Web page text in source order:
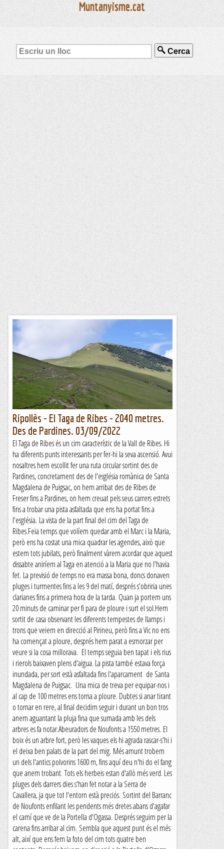
Muntanyisme.cat
Cerca
Ripollès - El Taga de Ribes - 2040 metres.
Des de Pardines. 03/09/2022
El Taga de Ribes és un cim característic de la Vall de Ribes. Hi
ha diferents punts interessants per fer-hi la seva ascensió. Avui
nosaltres hem escollit fer una ruta circular sortint des de
Pardines, concretament des de l'església romànica de Santa
Magdalena de Puigsac, on hem arribat des de Ribes de
Freser fins a Pardines, on hem creuat pels seus carrers estrets
fins a trobar una pista asfaltada que ens ha portat fins a
l'església. La vista de la part final del cim del Taga de
Ribes.Feia temps que volíem quedar amb el Marc i la Maria,
però ens ha costat una mica quadrar les agendes, això que
estem tots jubilats, però finalment vàrem acordar que aquest
dissabte aniríem al Taga en atenció a la Maria que no l'havia
fet. La previsió de temps no era massa bona, doncs donaven
pluges i turmentes fins a les 9 del matí, després s'obriria unes
clarianes fins a primera hora de la tarda. Quan ja portem uns
20 minuts de caminar per fi para de ploure i surt el sol.Hem
sortit de casa observant les diferents tempestes de llamps i
trons que veiem en direcció al Pirineu, però fins a Vic no ens
ha començat a ploure, després hem parat a esmorzar per
veure si la cosa millorava. El temps seguia ben tapat i els rius
i rierols baixaven plens d'aigua. La pista també estava força
inundada, per sort està asfaltada fins l'aparcament de Santa
Magdalena de Puigsac. Una mica de treva per equipar-nos i
al cap de 100 metres ens torna a ploure. Dubtes si anar tirant
o tornar en rere, al final decidim seguir i durant un bon tros
anem aguantant la pluja fina que sumada amb les dels
arbres es fa notar.Abeuradors de Noufonts a 1550 metres. El
boix és un arbre fort, però les vaques els hi agrada rascar-s'hi i
el deixa ben palats de la part del mig. Més amunt trobem
un dels l'antics polvorins 1600 m, fins aquí deu n'hi do el fang
que anem trobant. Tots els herbeis estan d'allò més verd. Les
pluges dels darrers dies s'han fet notar a la Serra de
Cavallera, ja que tot l'entorn està preciós. Sortint del Barranc
de Noufonts enfilant les pendents més dretes abans d'agafar
el camí que ve de la Portella d'Ogassa. Després seguim per la
carena fins arribar al cim. Sembla que aquest punt és el més
alt, així que ens fem la foto del cim tots quatre ben